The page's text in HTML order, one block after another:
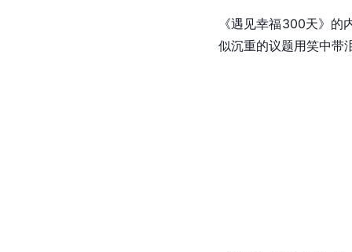
《遇见幸福300天》的
似沉重的议题用笑中带